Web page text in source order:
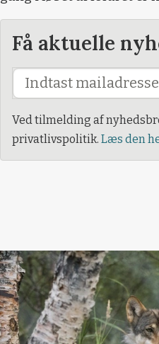
Få aktuelle
Ved tilmelding af
privatlivspolitik. Læs den